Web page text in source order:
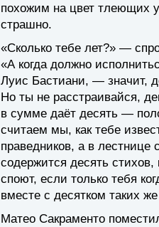
похожим на цвет тлеющих
страшно.
«Сколько тебе лет?» —
«А когда должно
Луис Бастиани, — значит,
Но ты не расстраивайся,
в сумме даёт десять —
считаем мы, как тебе
праведников, а в лестнице
содержится десять
споют, если только тебя
вместе с десятком таких
Матео Сакраменто